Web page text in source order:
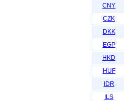
CNY
CZK
DKK
EGP
HKD
HUF
IDR
ILS